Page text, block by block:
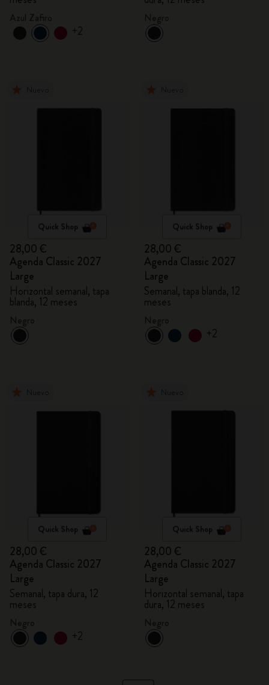
+2
Quick Shop
28,00 €
Agenda Classic 2027
Large
Horizontal semanal, tapa
blanda, 12 meses
Quick Shop
28,00 €
Agenda Classic 2027
Large
Semanal, tapa blanda, 12
meses
+2
Quick Shop
28,00 €
Agenda Classic 2027
Large
Semanal, tapa dura, 12
meses
+2
Quick Shop
28,00 €
Agenda Classic 2027
Large
Horizontal semanal, tapa
dura, 12 meses